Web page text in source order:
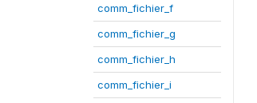
comm_fichier_f
comm_fichier_g
comm_fichier_h
comm_fichier_i